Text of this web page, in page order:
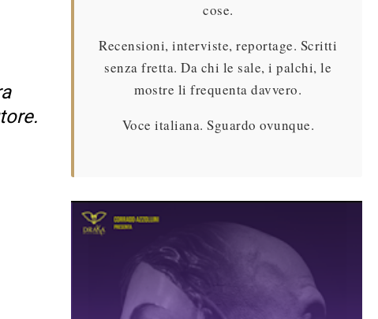
cose.
Recensioni, interviste, reportage. Scritti
senza fretta. Da chi le sale, i palchi, le
mostre li frequenta davvero.
Voce italiana. Sguardo ovunque.